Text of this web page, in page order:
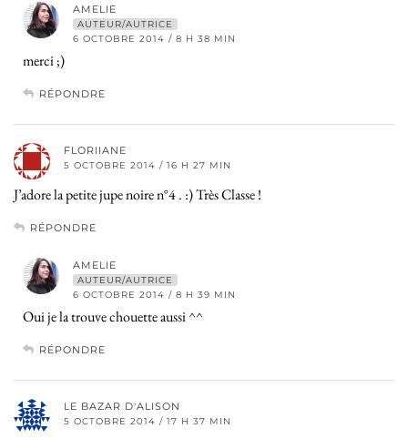
AMELIE
AUTEUR/AUTRICE
6 OCTOBRE 2014 / 8 H 38 MIN
merci ;)
RÉPONDRE
FLORIIANE
5 OCTOBRE 2014 / 16 H 27 MIN
J’adore la petite jupe noire n°4 . :) Très Classe !
RÉPONDRE
AMELIE
AUTEUR/AUTRICE
6 OCTOBRE 2014 / 8 H 39 MIN
Oui je la trouve chouette aussi ^^
RÉPONDRE
LE BAZAR D'ALISON
5 OCTOBRE 2014 / 17 H 37 MIN